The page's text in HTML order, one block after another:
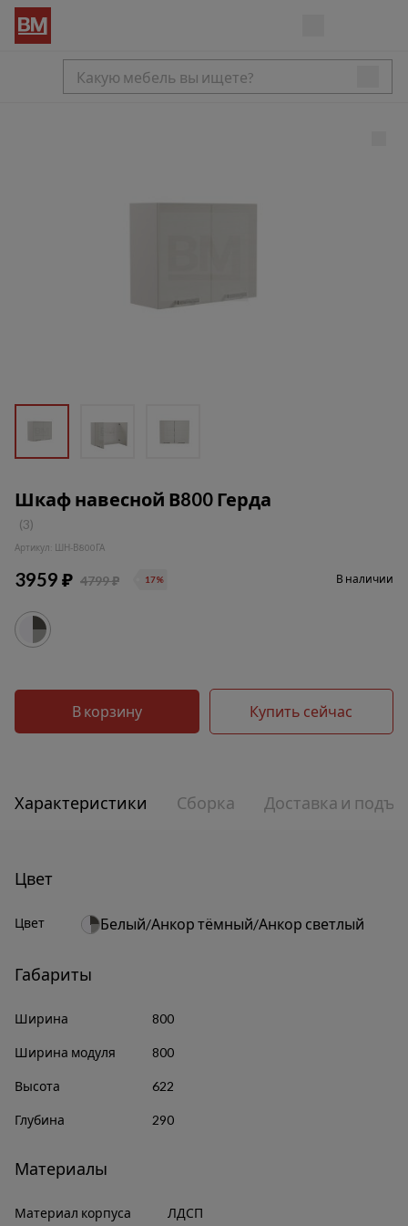
Шкаф навесной В800 Герда
(3)
Артикул: ШН-В800ГА
3959 ₽ 4799 ₽ 17% В наличии
В корзину Купить сейчас
Характеристики Сборка Доставка и
Цвет
Цвет Белый/Анкор тёмный/Анкор светлый
Габариты
Ширина 800
Ширина модуля 800
Высота 622
Глубина 290
Материалы
Материал корпуса ЛДСП